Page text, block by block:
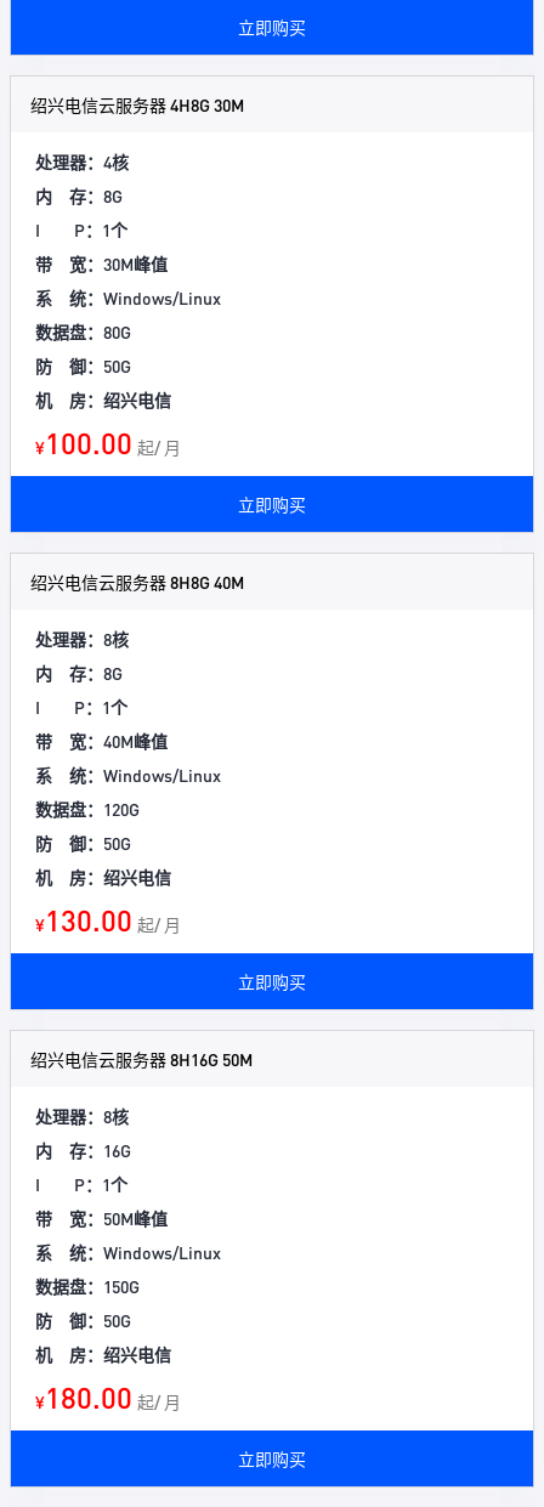
立即购买
绍兴电信云服务器 4H8G 30M
处理器：4核
内 存：8G
I P：1个
带 宽：30M峰值
系 统：Windows/Linux
数据盘：80G
防 御：50G
机 房：绍兴电信
¥100.00 起/ 月
立即购买
绍兴电信云服务器 8H8G 40M
处理器：8核
内 存：8G
I P：1个
带 宽：40M峰值
系 统：Windows/Linux
数据盘：120G
防 御：50G
机 房：绍兴电信
¥130.00 起/ 月
立即购买
绍兴电信云服务器 8H16G 50M
处理器：8核
内 存：16G
I P：1个
带 宽：50M峰值
系 统：Windows/Linux
数据盘：150G
防 御：50G
机 房：绍兴电信
¥180.00 起/ 月
立即购买